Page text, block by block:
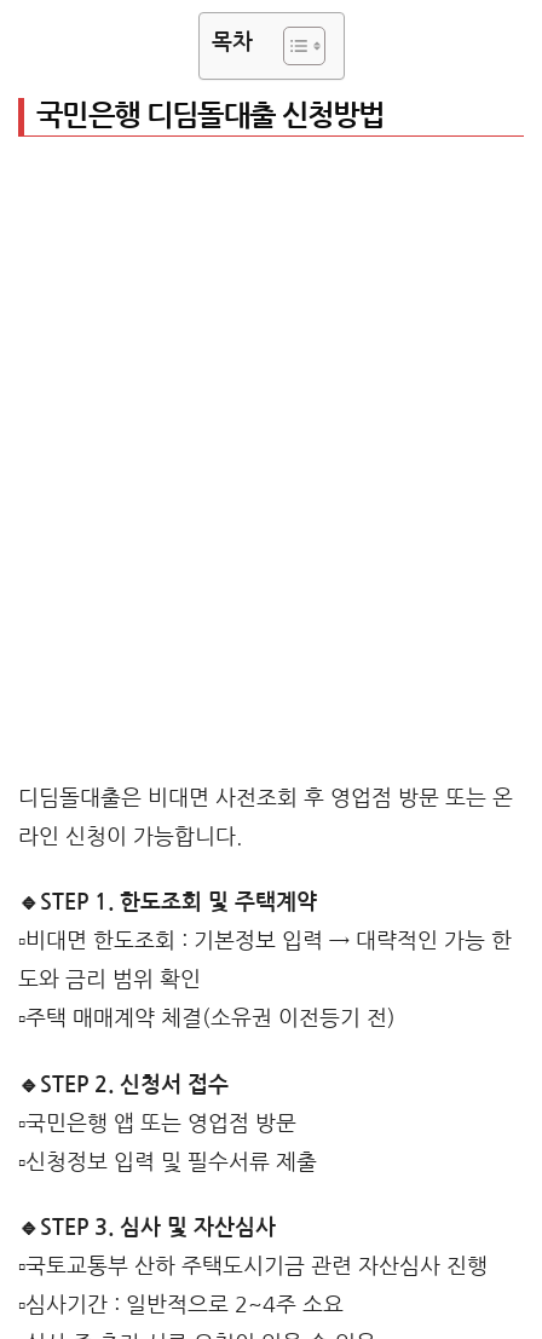
목차
국민은행 디딤돌대출 신청방법
디딤돌대출은 비대면 사전조회 후 영업점 방문 또는 온
라인 신청이 가능합니다.
🔹STEP 1. 한도조회 및 주택계약
▫️비대면 한도조회 : 기본정보 입력 → 대략적인 가능 한
도와 금리 범위 확인
▫️주택 매매계약 체결(소유권 이전등기 전)
🔹STEP 2. 신청서 접수
▫️국민은행 앱 또는 영업점 방문
▫️신청정보 입력 및 필수서류 제출
🔹STEP 3. 심사 및 자산심사
▫️국토교통부 산하 주택도시기금 관련 자산심사 진행
▫️심사기간 : 일반적으로 2~4주 소요